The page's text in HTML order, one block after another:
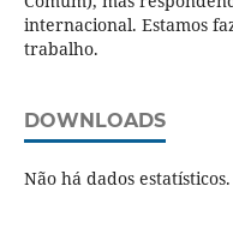
internacional. Estamos
trabalho.
DOWNLOADS
Não há dados estatísticos.